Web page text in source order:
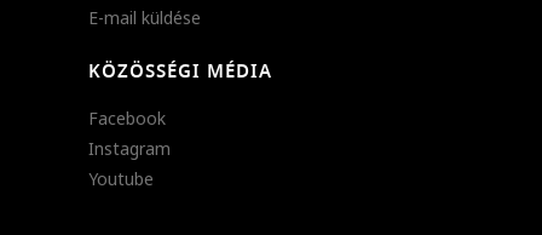
E-mail küldése
KÖZÖSSÉGI MÉDIA
Facebook
Instagram
Youtube